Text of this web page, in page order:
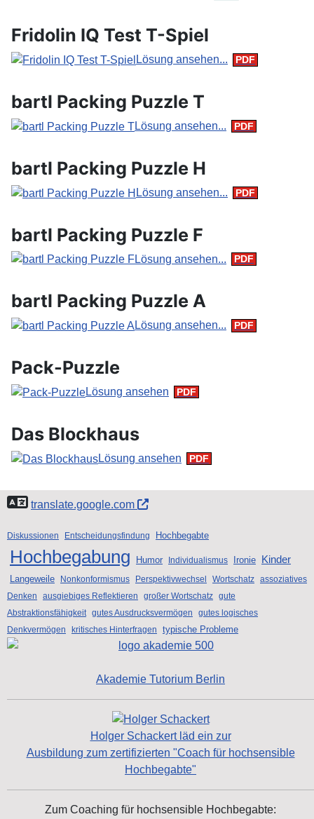
Fridolin IQ Test T-Spiel
Lösung ansehen...
bartl Packing Puzzle T
Lösung ansehen...
bartl Packing Puzzle H
Lösung ansehen...
bartl Packing Puzzle F
Lösung ansehen...
bartl Packing Puzzle A
Lösung ansehen...
Pack-Puzzle
Lösung ansehen
Das Blockhaus
Lösung ansehen
translate.google.com
Diskussionen Entscheidungsfindung Hochbegabte
Hochbegabung Humor Individualismus Ironie Kinder
Langeweile Nonkonformismus Perspektivwechsel Wortschatz assoziatives
Denken
ausgiebiges Reflektieren großer Wortschatz gute
Abstraktionsfähigkeit gutes Ausdrucksvermögen
gutes logisches
Denkvermögen
kritisches Hinterfragen typische Probleme
Akademie Tutorium Berlin
Holger Schackert läd ein zur
Ausbildung zum zertifizierten "Coach für hochsensible
Hochbegabte"
Zum Coaching für hochsensible Hochbegabte: